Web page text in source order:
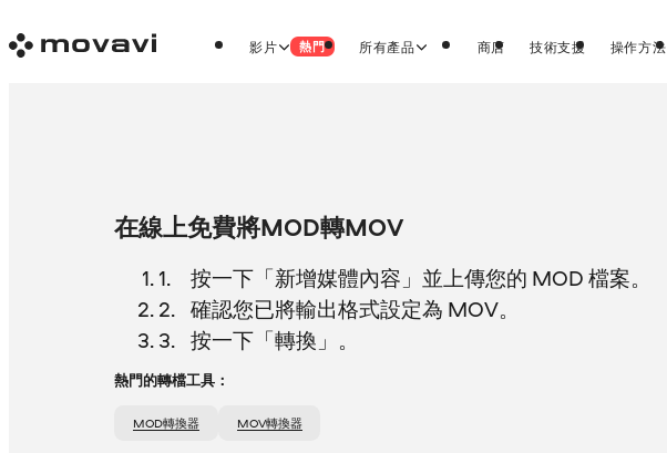
影片 熱門 所有產品 商店 技術支援 操作方法
在線上免費將MOD轉MOV
按一下「新增媒體內容」並上傳您的 MOD 檔案。
確認您已將輸出格式設定為 MOV。
按一下「轉換」。
熱門的轉檔工具：
MOD轉換器 MOV轉換器